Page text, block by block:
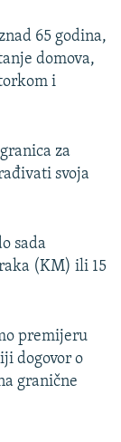
65 godina,
domova,
i
za
svoja
sada
(KM) ili 15
premijeru
dogovor o
granične